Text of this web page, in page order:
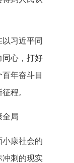
习近平同
同心，打好
年奋斗目
程。
全局
康社会的
冲刺的现实